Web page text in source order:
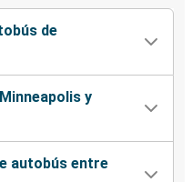
de
y
autobús entre